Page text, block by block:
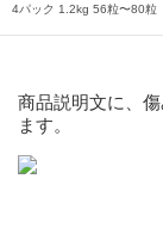
4パック 1.2kg 56粒〜80粒
商品説明文に、
ます。